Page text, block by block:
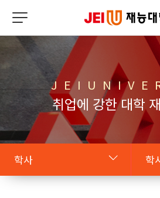
J E I U N I V E
취업에 강한 대학
학사 학